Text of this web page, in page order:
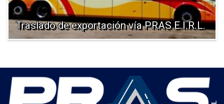
Traslado de exportación vía PRAS E.I.R.L.